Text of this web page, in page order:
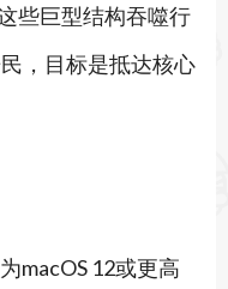
些巨型结构吞噬行
，目标是抵达核心
macOS 12或更高